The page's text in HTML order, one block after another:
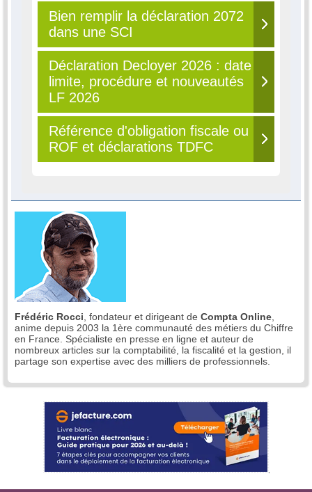
Bien remplir la déclaration 2072
dans une SCI
Déclaration Decloyer 2026 : date
limite, procédure et nouveautés
LF 2026
Référence d'obligation fiscale ou
ROF et déclarations TDFC
Frédéric Rocci , fondateur et dirigeant de Compta Online
anime depuis 2003 la 1ère communauté des métiers du Chiffre
en France. Spécialiste en presse en ligne et auteur de
nombreux articles sur la comptabilité, la fiscalité et la gestion, il
partage son expertise avec des milliers de professionnels.